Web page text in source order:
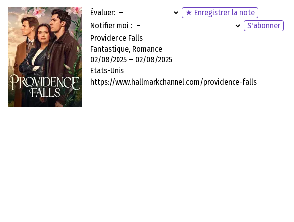
Évaluer:
★ Enregistrer la note
Notifier moi :
S'abonner
Providence Falls
Fantastique, Romance
02/08/2025 – 02/08/2025
Etats-Unis
https://www.hallmarkchannel.com/providence-falls